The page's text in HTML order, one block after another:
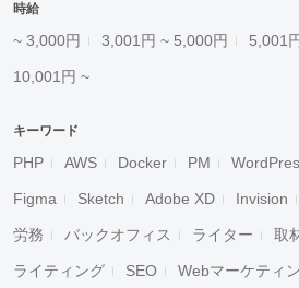
時給
~ 3,000円 3,001円 ~ 5,000円 5,001
10,001円 ~
キーワード
PHP AWS Docker PM
Figma Sketch Adobe XD Invision
労務 バックオフィス ライター 取
ライティング SEO Webマーケティ